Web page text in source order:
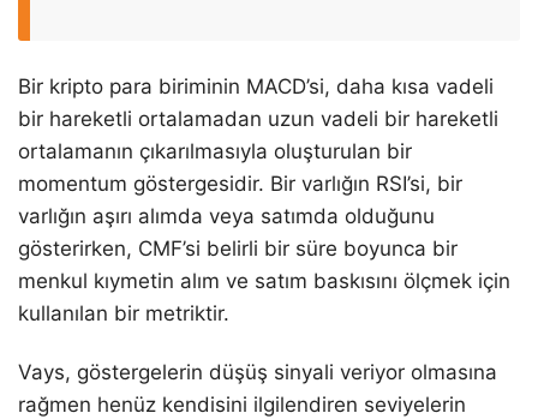
Bir kripto para biriminin MACD’si, daha kısa vadeli
bir hareketli ortalamadan uzun vadeli bir hareketli
ortalamanın çıkarılmasıyla oluşturulan bir
momentum göstergesidir. Bir varlığın RSI’si, bir
varlığın aşırı alımda veya satımda olduğunu
gösterirken, CMF’si belirli bir süre boyunca bir
menkul kıymetin alım ve satım baskısını ölçmek için
kullanılan bir metriktir.
Vays, göstergelerin düşüş sinyali veriyor olmasına
rağmen henüz kendisini ilgilendiren seviyelerin